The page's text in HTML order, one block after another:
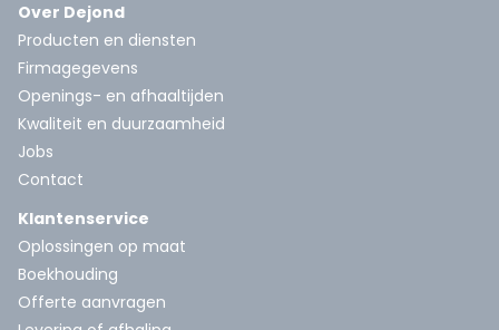
Over Dejond
Producten en diensten
Firmagegevens
Openings- en afhaaltijden
Kwaliteit en duurzaamheid
Jobs
Contact
Klantenservice
Oplossingen op maat
Boekhouding
Offerte aanvragen